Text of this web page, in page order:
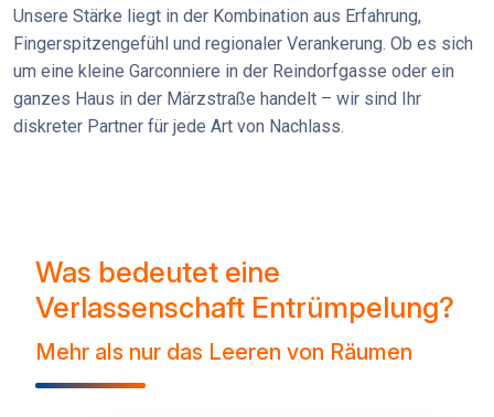
Unsere Stärke liegt in der Kombination aus Erfahrung,
Fingerspitzengefühl und regionaler Verankerung. Ob es sich
um eine kleine Garconniere in der Reindorfgasse oder ein
ganzes Haus in der Märzstraße handelt – wir sind Ihr
diskreter Partner für jede Art von Nachlass.
Was bedeutet eine
Verlassenschaft Entrümpelung?
Mehr als nur das Leeren von Räumen